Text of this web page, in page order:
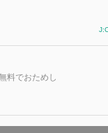
料でおためし